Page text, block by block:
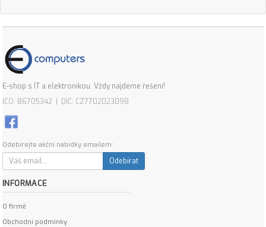
E-shop s IT a elektronikou. Vždy najdeme řešení!
IČO: 86705342 | DIČ: CZ7702023098
Odebírejte akční nabídky emailem:
Odebírat
INFORMACE
O firmě
Obchodní podmínky